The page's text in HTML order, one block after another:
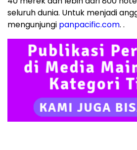
seluruh dunia. Untuk menjadi
mengunjungi panpacific.com. .